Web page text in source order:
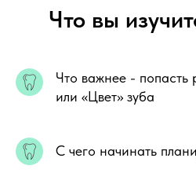
Что вы
Что важнее -
или «Цвет» зуба
С чего начинать